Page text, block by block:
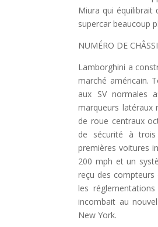
Miura qui équilibrait
supercar beaucoup
NUMÉRO DE
Lamborghini a
marché américain.
aux SV normales
marqueurs latéraux
de roue centraux
de sécurité à trois
premières voitures
200 mph et un
reçu des compteurs
les
incombait au
New York.